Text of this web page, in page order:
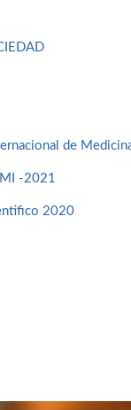
de
-2021
2020